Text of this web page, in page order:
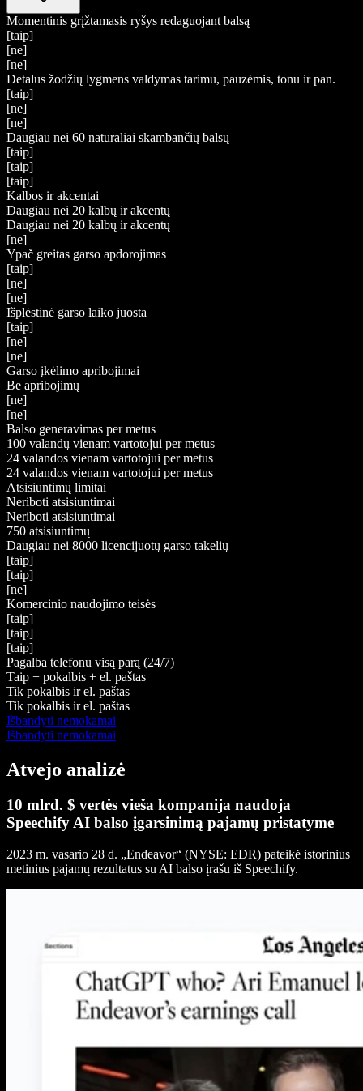
Momentinis grįžtamasis ryšys redaguojant balsą
[taip]
[ne]
[ne]
Detalus žodžių lygmens valdymas tarimu, pauzėmis, tonu ir pan.
[taip]
[ne]
[ne]
Daugiau nei 60 natūraliai skambančių balsų
[taip]
[taip]
[taip]
Kalbos ir akcentai
Daugiau nei 20 kalbų ir akcentų
Daugiau nei 20 kalbų ir akcentų
[ne]
Ypač greitas garso apdorojimas
[taip]
[ne]
[ne]
Išplėstinė garso laiko juosta
[taip]
[ne]
[ne]
Garso įkėlimo apribojimai
Be apribojimų
[ne]
[ne]
Balso generavimas per metus
100 valandų vienam vartotojui per metus
24 valandos vienam vartotojui per metus
24 valandos vienam vartotojui per metus
Atsisiuntimų limitai
Neriboti atsisiuntimai
Neriboti atsisiuntimai
750 atsisiuntimų
Daugiau nei 8000 licencijuotų garso takelių
[taip]
[taip]
[ne]
Komercinio naudojimo teisės
[taip]
[taip]
[taip]
Pagalba telefonu visą parą (24/7)
Taip + pokalbis + el. paštas
Tik pokalbis ir el. paštas
Tik pokalbis ir el. paštas
Išbandyti nemokamai
Išbandyti nemokamai
Atvejo analizė
10 mlrd. $ vertės vieša kompanija naudoja
Speechify AI balso įgarsinimą pajamų pristatyme
2023 m. vasario 28 d. „Endeavor“ (NYSE: EDR) pateikė istorinius
metinius pajamų rezultatus su AI balso įrašu iš Speechify.